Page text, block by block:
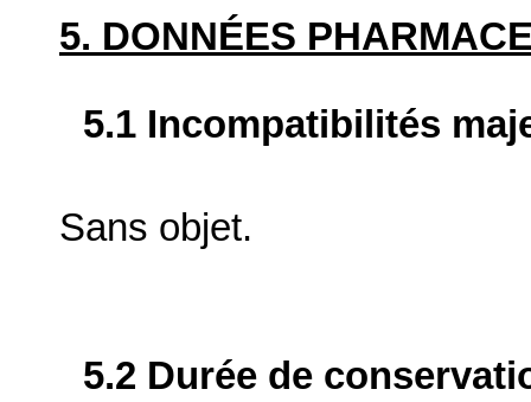
5. DONNÉES
5.1 Incompatibilités
Sans objet.
5.2 Durée de